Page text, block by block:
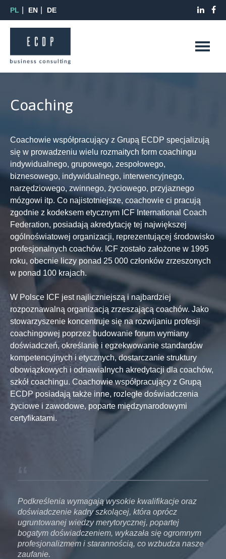
PL EN DE
Coaching
Coachowie współpracujący z Grupą ECDP specjalizują
się w prowadzeniu wielu rozmaitych form coachingu
indywidualnego, grupowego, zespołowego,
biznesowego, indywidualnego, interwencyjnego,
narzędziowego, zwinnego, życiowego, przyjaznego
mózgowi itp. Co najistotniejsze, coachowie ci pracują
zgodnie z kodeksem etycznym ICF International Coach
Federation, posiadają akredytację tej największej
ogólnoświatowej organizacji, reprezentującej środowisko
profesjonalnych coachów. ICF zostało założone w 1995
roku, obecnie liczy ponad 25 000 członków zrzeszonych
w ponad 100 krajach.
W Polsce ICF jest najliczniejszą i najbardziej
rozpoznawalną organizacją zrzeszającą coachów. Jako
stowarzyszenie koncentruje się na rozwijaniu profesji
coachingowej poprzez budowanie forum wymiany
doświadczeń, określanie i egzekwowanie standardów
kompetencyjnych i etycznych, dostarczanie struktury
obowiązkowych i odnawialnych akredytacji dla coachów,
szkół coachingu. Coachowie współpracujący z Grupą
ECDP posiadają także inne, rozległe doświadczenia
życiowe i zawodowe, poparte międzynarodowymi
certyfikatami.
Podkreślenia wymagają wysokie kwalifikacje oraz
doświadczenie kadry szkolącej, która oprócz
ugruntowanej wiedzy merytorycznej, popartej
bogatym doświadczeniem, wykazała się ogromnym
profesjonalizmem i starannością, co wzbudza nasze
zaufanie.